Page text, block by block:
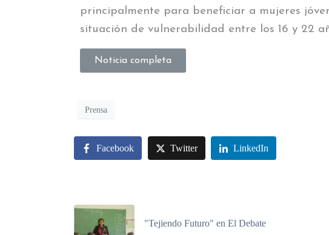
principalmente para beneficiar a mujeres
situación de vulnerabilidad entre los 16 y 22
Noticia completa
Prensa
Facebook Twitter LinkedIn
"Tejiendo Futuro" en El Debate